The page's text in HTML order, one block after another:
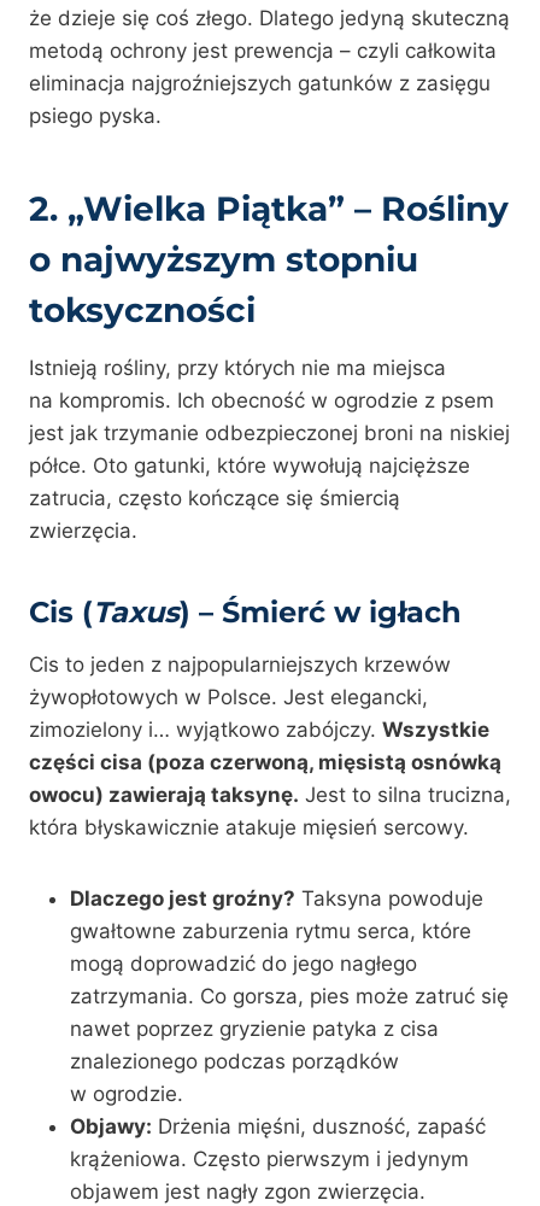
że dzieje się coś złego. Dlatego jedyną skuteczną
metodą ochrony jest prewencja – czyli całkowita
eliminacja najgroźniejszych gatunków z zasięgu
psiego pyska.
2. „Wielka Piątka” – Rośliny
o najwyższym stopniu
toksyczności
Istnieją rośliny, przy których nie ma miejsca
na kompromis. Ich obecność w ogrodzie z psem
jest jak trzymanie odbezpieczonej broni na niskiej
półce. Oto gatunki, które wywołują najcięższe
zatrucia, często kończące się śmiercią
zwierzęcia.
Cis (Taxus) – Śmierć w igłach
Cis to jeden z najpopularniejszych krzewów
żywopłotowych w Polsce. Jest elegancki,
zimozielony i… wyjątkowo zabójczy. Wszystkie
części cisa (poza czerwoną, mięsistą osnówką
owocu) zawierają taksynę. Jest to silna trucizna,
która błyskawicznie atakuje mięsień sercowy.
Dlaczego jest groźny? Taksyna powoduje
gwałtowne zaburzenia rytmu serca, które
mogą doprowadzić do jego nagłego
zatrzymania. Co gorsza, pies może zatruć się
nawet poprzez gryzienie patyka z cisa
znalezionego podczas porządków
w ogrodzie.
Objawy: Drżenia mięśni, duszność, zapaść
krążeniowa. Często pierwszym i jedynym
objawem jest nagły zgon zwierzęcia.